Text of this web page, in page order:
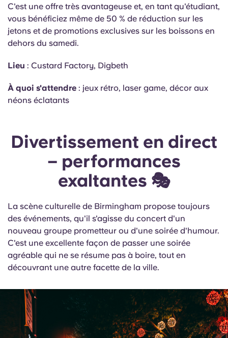
C'est une offre très avantageuse et, en tant qu'étudiant,
vous bénéficiez même de 50 % de réduction sur les
jetons et de promotions exclusives sur les boissons en
dehors du samedi.
Lieu : Custard Factory, Digbeth
À quoi s'attendre : jeux rétro, laser game, décor aux
néons éclatants
Divertissement en direct
– performances
exaltantes 🎭
La scène culturelle de Birmingham propose toujours
des événements, qu'il s'agisse du concert d'un
nouveau groupe prometteur ou d'une soirée d'humour.
C'est une excellente façon de passer une soirée
agréable qui ne se résume pas à boire, tout en
découvrant une autre facette de la ville.